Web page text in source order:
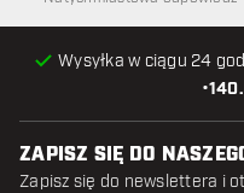
•
Wysyłka w ciągu 24
ZAPISZ SIĘ DO
Zapisz się do newslettera i